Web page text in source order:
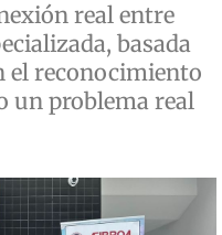
real entre
basada
el reconocimiento
un problema real